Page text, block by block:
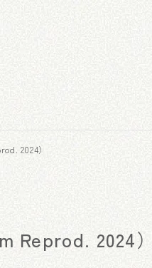
2024）
Reprod. 2024）